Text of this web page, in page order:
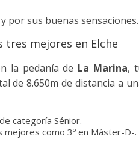
por sus buenas sensaciones.
tres mejores en Elche
la pedanía de La Marina,
de 8.650m de distancia a
categoría Sénior.
mejores como 3º en Máster-D-.